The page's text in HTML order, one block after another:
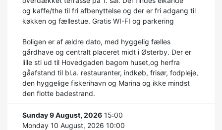
og kaffe/the til fri afbenyttelse og der er fri adgang til
køkken og fællestue. Gratis WI-FI og parkering
Boligen er af ældre dato, med hyggelig fælles
gårdhave og centralt placeret midt i Østerby. Der er
lille sti ud til Hovedgaden bagom huset,og herfra
gåafstand til bl.a. restauranter, indkøb, frisør, fodpleje,
den hyggelige fiskerihavn og Marina og ikke mindst
den flotte badestrand.
Sunday 9 August, 2026 15:00
Monday 10 August, 2026 10:00